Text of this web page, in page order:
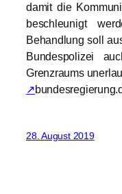
damit die
beschleunigt
Behandlung soll
Bundespolizei
Grenzraums
↗
28. August 2019